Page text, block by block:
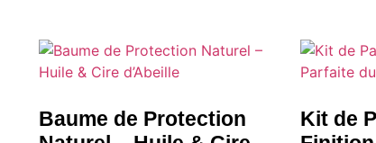
Baume de Protection
Kit de